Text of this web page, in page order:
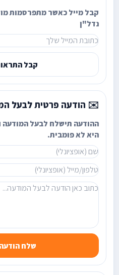
קבל מייל כאשר מתפרסמות
נדל"ן
קבל
✉️ הודעה פרטית לבעל
ההודעה תישלח לבעל המודעה
היא לא פומבית.
שלח